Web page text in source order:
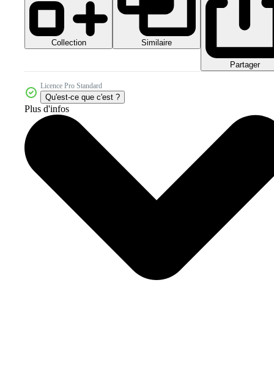
Collection Similaire
Partager
Licence Pro Standard
Qu'est-ce que c'est ?
Plus d'infos